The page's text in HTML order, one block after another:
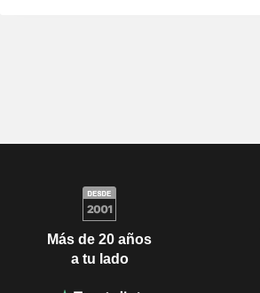
Más de 20 años
a tu lado